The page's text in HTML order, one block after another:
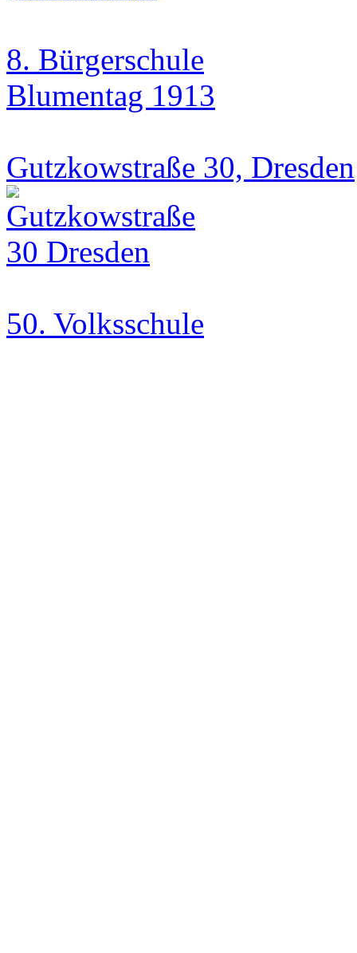
8. Bürgerschule
Blumentag 1913
Gutzkowstraße 30, Dresden
50. Volksschule